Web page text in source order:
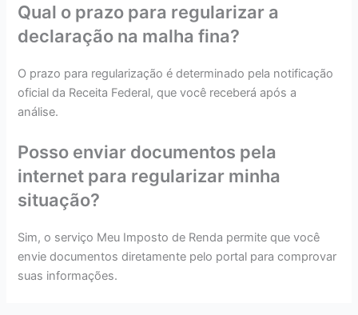
Qual o prazo para regularizar a
declaração na malha fina?
O prazo para regularização é determinado pela notificação
oficial da Receita Federal, que você receberá após a
análise.
Posso enviar documentos pela
internet para regularizar minha
situação?
Sim, o serviço Meu Imposto de Renda permite que você
envie documentos diretamente pelo portal para comprovar
suas informações.